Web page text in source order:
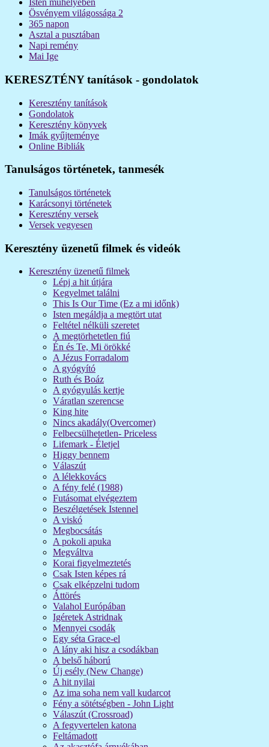
Isten műhelyében
Ösvényem világossága 2
365 napon
Asztal a pusztában
Napi remény
Mai Ige
KERESZTÉNY tanítások - gondolatok
Keresztény tanítások
Gondolatok
Keresztény könyvek
Imák gyűjteménye
Online Bibliák
Tanulságos történetek, tanmesék
Tanulságos történetek
Karácsonyi történetek
Keresztény versek
Versek vegyesen
Keresztény üzenetű filmek és videók
Keresztény üzenetű filmek
Lépj a hit útjára
Kegyelmet találni
This Is Our Time (Ez a mi időnk)
Isten megáldja a megtört utat
Feltétel nélküli szeretet
A megtörhetetlen fiú
Én és Te, Mi örökké
A Jézus Forradalom
A gyógyító
Ruth és Boáz
A gyógyulás kertje
Váratlan szerencse
King hite
Nincs akadály(Overcomer)
Felbecsülhetetlen- Priceless
Lifemark - Életjel
Higgy bennem
Válaszút
A lélekkovács
A fény felé (1988)
Futásomat elvégeztem
Beszélgetések Istennel
A viskó
Megbocsátás
A pokoli apuka
Megváltva
Korai figyelmeztetés
Csak Isten képes rá
Csak elképzelni tudom
Áttörés
Valahol Európában
Igéretek Astridnak
Mennyei csodák
Egy séta Grace-el
A lány aki hisz a csodákban
A belső háború
Új esély (New Change)
A hit nyilai
Az ima soha nem vall kudarcot
Fény a sötétségben - John Light
Válaszút (Crossroad)
A fegyvertelen katona
Feltámadott